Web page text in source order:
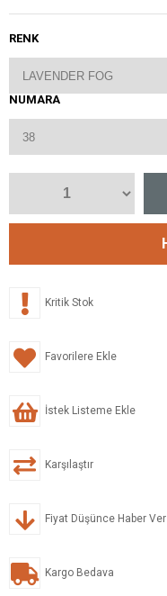
RENK
NUMARA
Kritik Stok
Favorilere Ekle
İstek Listeme Ekle
Karşılaştır
Fiyat Düşünce Haber Ver
Kargo Bedava